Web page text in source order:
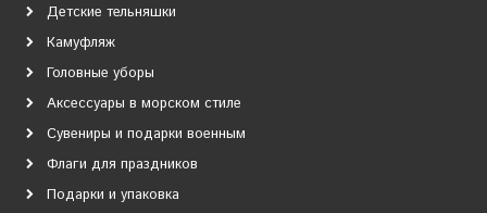
Детские тельняшки
Камуфляж
Головные уборы
Аксессуары в морском стиле
Сувениры и подарки военным
Флаги для праздников
Подарки и упаковка